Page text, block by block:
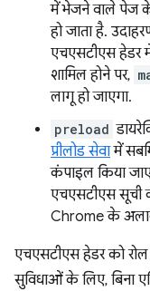
में भेजने वाले पेज
हो जाता है.
एचएसटीएस हेडर
शामिल होने पर,
लागू हो जाएगा.
preload
प्रीलोड सेवामें
कंपाइल किया
एचएसटीएस सूची
Chrome के
एचएसटीएस हेडर को
सुविधाओं के लिए, बिना